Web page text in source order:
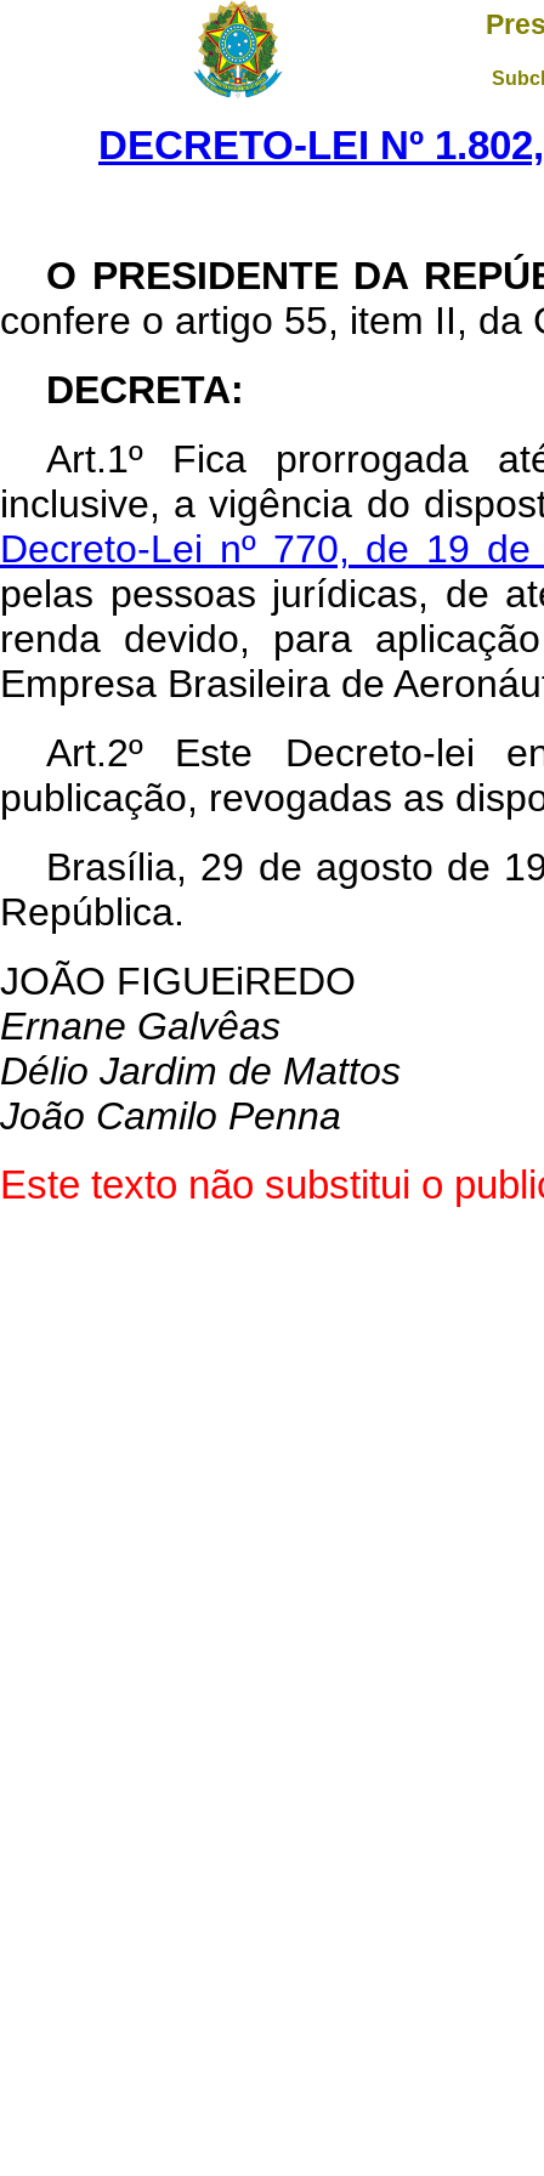
DECRETO-LEI Nº
O PRESIDENTE DA
confere o artigo 55, item II, da
DECRETA:
Art.1º Fica prorrogada
inclusive, a vigência do
Decreto-Lei nº 770, de 19
pelas pessoas jurídicas, de
renda devido, para
Empresa Brasileira de
Art.2º Este Decreto-lei
publicação, revogadas as
Brasília, 29 de agosto de
República.
JOÃO FIGUEiREDO
Ernane Galvêas
Délio Jardim de Mattos
João Camilo Penna
Este texto não substitui o